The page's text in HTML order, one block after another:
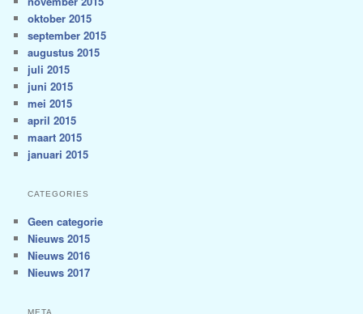
oktober 2015
september 2015
augustus 2015
juli 2015
juni 2015
mei 2015
april 2015
maart 2015
januari 2015
CATEGORIES
Geen categorie
Nieuws 2015
Nieuws 2016
Nieuws 2017